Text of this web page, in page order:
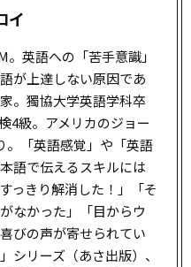
イ
英語への「苦手意識」
が上達しない原因であ
。獨協大学英語学科卒
4級。アメリカのジョー
。「英語感覚」や「英語
語で伝えるスキルには
っきり解消した！」「そ
なかった」「目からウ
びの声が寄せられてい
シリーズ（あさ出版）、